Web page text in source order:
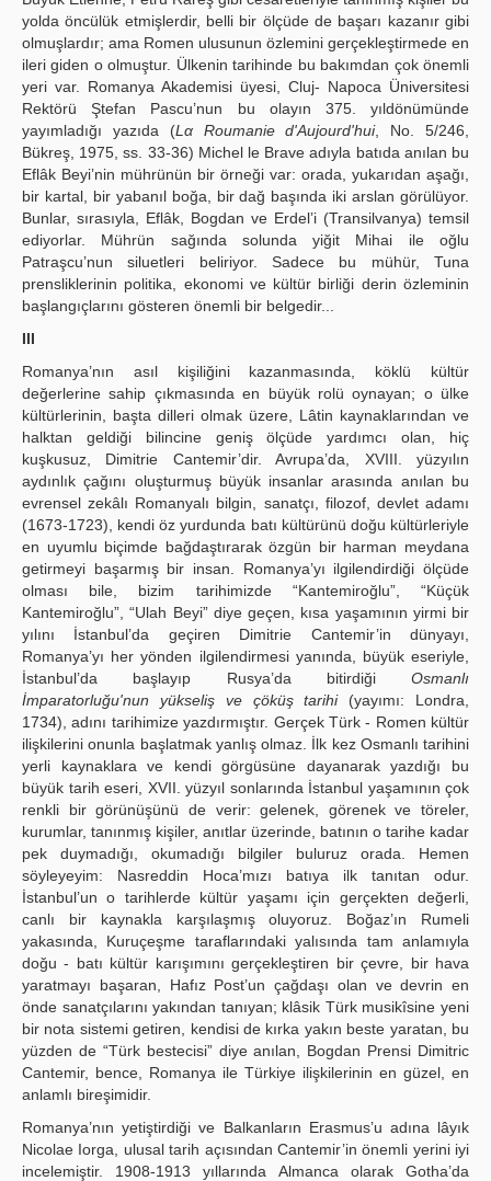
yolda öncülük etmişlerdir, belli bir ölçüde de başarı kazanır gibi
olmuşlardır; ama Romen ulusunun özlemini gerçekleştirmede en
ileri giden o olmuştur. Ülkenin tarihinde bu bakımdan çok önemli
yeri var. Romanya Akademisi üyesi, Cluj- Napoca Üniversitesi
Rektörü Ştefan Pascu’nun bu olayın 375. yıldönümünde
yayımladığı yazıda (Lα Roumanie d'Aujourd'hui, No. 5/246,
Bükreş, 1975, ss. 33-36) Michel le Brave adıyla batıda anılan bu
Eflâk Beyi’nin mührünün bir örneği var: orada, yukarıdan aşağı,
bir kartal, bir yabanıl boğa, bir dağ başında iki arslan görülüyor.
Bunlar, sırasıyla, Eflâk, Bogdan ve Erdel’i (Transilvanya) temsil
ediyorlar. Mührün sağında solunda yiğit Mihai ile oğlu
Patraşcu’nun siluetleri beliriyor. Sadece bu mühür, Tuna
prensliklerinin politika, ekonomi ve kültür birliği derin özleminin
başlangıçlarını gösteren önemli bir belgedir...
III
Romanya’nın asıl kişiliğini kazanmasında, köklü kültür
değerlerine sahip çıkmasında en büyük rolü oynayan; o ülke
kültürlerinin, başta dilleri olmak üzere, Lâtin kaynaklarından ve
halktan geldiği bilincine geniş ölçüde yardımcı olan, hiç
kuşkusuz, Dimitrie Cantemir’dir. Avrupa’da, XVIII. yüzyılın
aydınlık çağını oluşturmuş büyük insanlar arasında anılan bu
evrensel zekâlı Romanyalı bilgin, sanatçı, filozof, devlet adamı
(1673-1723), kendi öz yurdunda batı kültürünü doğu kültürleriyle
en uyumlu biçimde bağdaştırarak özgün bir harman meydana
getirmeyi başarmış bir insan. Romanya’yı ilgilendirdiği ölçüde
olması bile, bizim tarihimizde “Kantemiroğlu”, “Küçük
Kantemiroğlu”, “Ulah Beyi” diye geçen, kısa yaşamının yirmi bir
yılını İstanbul’da geçiren Dimitrie Cantemir’in dünyayı,
Romanya’yı her yönden ilgilendirmesi yanında, büyük eseriyle,
İstanbul’da başlayıp Rusya’da bitirdiği Osmanlı
İmparatorluğu'nun yükseliş ve çöküş tarihi(yayımı: Londra,
1734), adını tarihimize yazdırmıştır. Gerçek Türk - Romen kültür
ilişkilerini onunla başlatmak yanlış olmaz. İlk kez Osmanlı tarihini
yerli kaynaklara ve kendi görgüsüne dayanarak yazdığı bu
büyük tarih eseri, XVII. yüzyıl sonlarında İstanbul yaşamının çok
renkli bir görünüşünü de verir: gelenek, görenek ve töreler,
kurumlar, tanınmış kişiler, anıtlar üzerinde, batının o tarihe kadar
pek duymadığı, okumadığı bilgiler buluruz orada. Hemen
söyleyeyim: Nasreddin Hoca’mızı batıya ilk tanıtan odur.
İstanbul’un o tarihlerde kültür yaşamı için gerçekten değerli,
canlı bir kaynakla karşılaşmış oluyoruz. Boğaz’ın Rumeli
yakasında, Kuruçeşme taraflarındaki yalısında tam anlamıyla
doğu - batı kültür karışımını gerçekleştiren bir çevre, bir hava
yaratmayı başaran, Hafız Post’un çağdaşı olan ve devrin en
önde sanatçılarını yakından tanıyan; klâsik Türk musikîsine yeni
bir nota sistemi getiren, kendisi de kırka yakın beste yaratan, bu
yüzden de “Türk bestecisi” diye anılan, Bogdan Prensi Dimitric
Cantemir, bence, Romanya ile Türkiye ilişkilerinin en güzel, en
anlamlı bireşimidir.
Romanya’nın yetiştirdiği ve Balkanların Erasmus’u adına lâyık
Nicolae Iorga, ulusal tarih açısından Cantemir’in önemli yerini iyi
incelemiştir. 1908-1913 yıllarında Almanca olarak Gotha’da